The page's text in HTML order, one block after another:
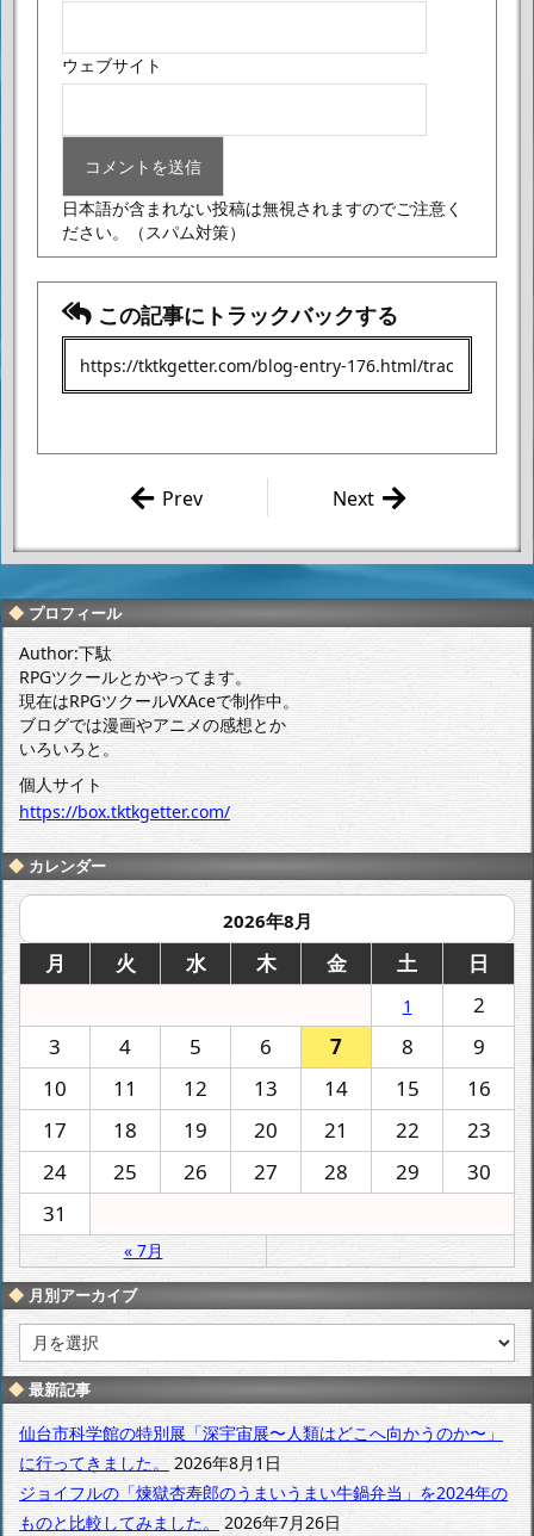
ウェブサイト
日本語が含まれない投稿は無視されますのでご注意く
ださい。
（スパム対策）
この記事にトラックバックする
こっそり(VX/
たり。
Next
Prev
プロフィール
Author:下駄
RPGツクールとかやってます。
現在はRPGツクールVXAceで制作中。
ブログでは漫画やアニメの感想とか
いろいろと。
個人サイト
https://box.tktkgetter.com/
カレンダー
2026年8月
月 火 水 木 金 土 日
1
2
3
4 5 6 7 8
9
10
11 12 13 14 15
16
17
18 19 20 21 22
23
24
25 26 27 28 29
30
31
« 7月
月別アーカイブ
別
ア
ー
カ
イ
ブ
最新記事
仙台市科学館の特別展「深宇宙展〜人類はどこへ向かうのか〜」
に行ってきました。
2026年8月1日
ジョイフルの「煉獄杏寿郎のうまいうまい牛鍋弁当」を2024年の
ものと比較してみました。 2026年7月26日